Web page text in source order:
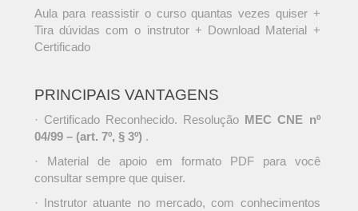
Aula para reassistir o curso quantas vezes quiser +
Tira dúvidas com o instrutor + Download Material +
Certificado
PRINCIPAIS VANTAGENS
· Certificado Reconhecido. Resolução MEC CNE nº
04/99 – (art. 7º, § 3º) .
· Material de apoio em formato PDF para você
consultar sempre que quiser.
· Instrutor atuante no mercado, com conhecimentos